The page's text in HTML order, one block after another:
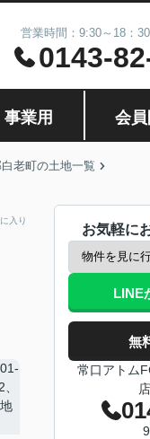
営業時間：9:30～18：
0143-
業用 会
老町の土地一覧
入り
お気軽に
LINE
無
常口アトム